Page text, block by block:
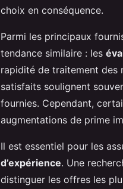
choix en conséquence.
Parmi les principaux
tendance similaire : les
rapidité de traitement des
satisfaits soulignent
fournies. Cependant,
augmentations de prime
Il est essentiel pour les
d’expérience. Une
distinguer les offres les